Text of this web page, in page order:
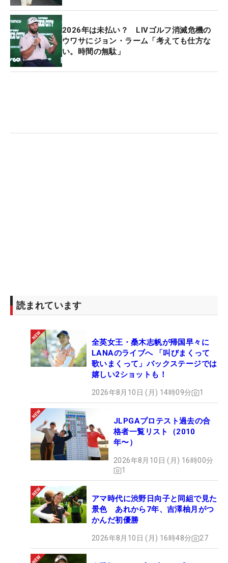
2026年は未払い？ LIVゴルフ消滅危機の
ウワサにジョン・ラーム「考えても仕方な
い。時間の無駄」
読まれています
全英女王・桑木志帆が帰国早々に
LANAのライブへ 「叫びまくって
歌いまくって」バックステージでは
嬉しい2ショットも！
2026年8月10日 (月) 14時09分 1
JLPGAプロテスト過去の合
格者一覧リスト（2010
年〜）
2026年8月10日 (月) 16時00分
1
アマ時代に渋野日向子と同組で見た
景色 あれから7年、吉澤柚月がつ
かんだ初優勝
2026年8月10日 (月) 16時48分 27